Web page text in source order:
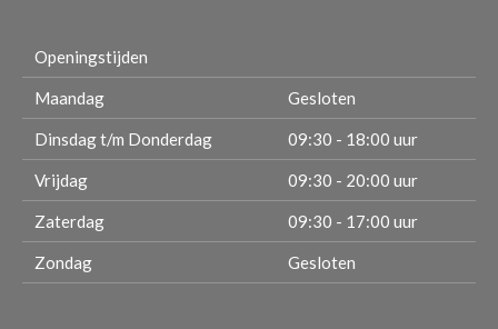
Openingstijden
Maandag Gesloten
Dinsdag t/m Donderdag 09:30 - 18:00 uur
Vrijdag 09:30 - 20:00 uur
Zaterdag 09:30 - 17:00 uur
Zondag Gesloten